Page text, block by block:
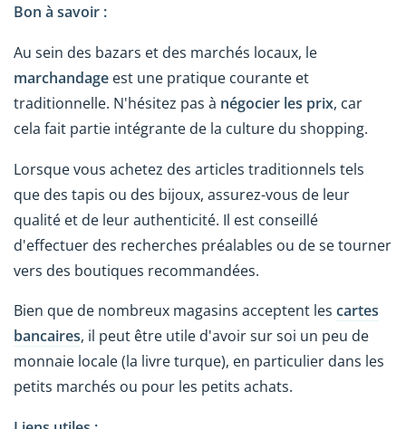
Bon à savoir :
Au sein des bazars et des marchés locaux, le
marchandage est une pratique courante et
traditionnelle. N'hésitez pas à négocier les prix, car
cela fait partie intégrante de la culture du shopping.
Lorsque vous achetez des articles traditionnels tels
que des tapis ou des bijoux, assurez-vous de leur
qualité et de leur authenticité. Il est conseillé
d'effectuer des recherches préalables ou de se tourner
vers des boutiques recommandées.
Bien que de nombreux magasins acceptent les cartes
bancaires, il peut être utile d'avoir sur soi un peu de
monnaie locale (la livre turque), en particulier dans les
petits marchés ou pour les petits achats.